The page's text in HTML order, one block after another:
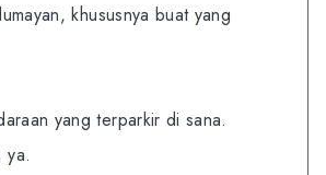
khususnya buat yang
yang terparkir di sana.
ya.